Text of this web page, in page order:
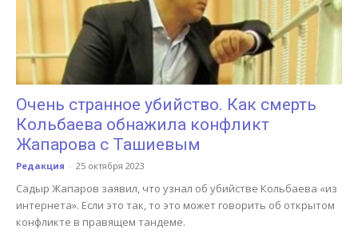
Очень странное убийство. Как смерть
Кольбаева обнажила конфликт
Жапарова с Ташиевым
Редакция - 25 октября 2023
Садыр Жапаров заявил, что узнал об убийстве Кольбаева «из
интернета». Если это так, то это может говорить об открытом
конфликте в правящем тандеме.